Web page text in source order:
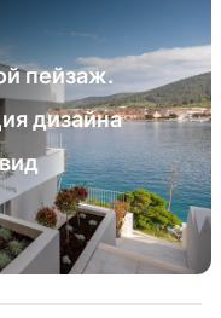
пейзаж.
дизайна